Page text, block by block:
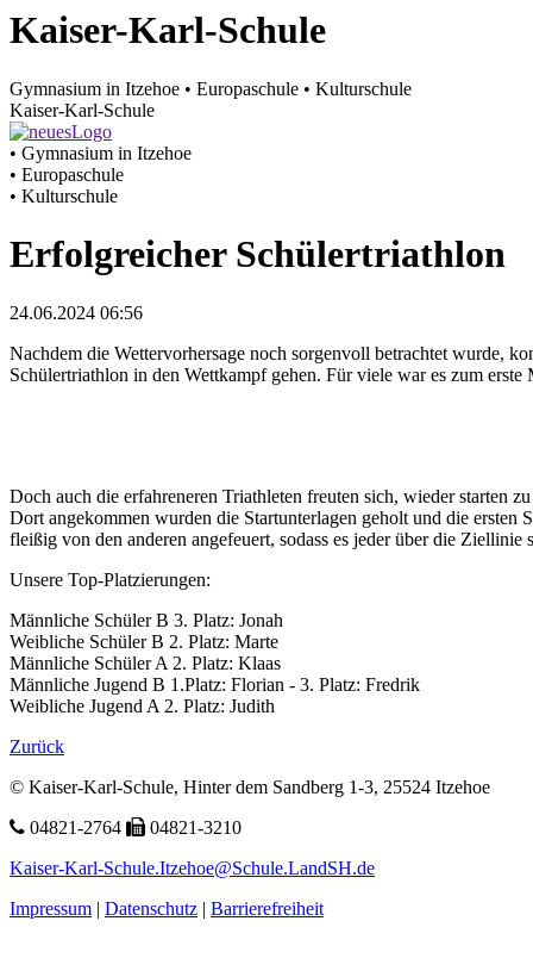
Kaiser-Karl-Schule
Gymnasium in Itzehoe • Europaschule • Kulturschule
Kaiser-Karl-Schule
• Gymnasium in Itzehoe
• Europaschule
• Kulturschule
Erfolgreicher Schüler­triathlon
24.06.2024 06:56
Nachdem die Wetter­vor­hersage noch sorgen­voll be­trachtet wurde,
Schüler­triathlon in den Wett­kampf gehen. Für viele war es zum erste
Doch auch die er­fahreneren Triath­leten freuten sich, wieder starten
Dort ange­kommen wurden die Start­unter­lagen ge­holt und die ersten
fleißig von den an­deren an­ge­feuert, sodass es jeder über die
Unsere Top-Platzierungen:
Männliche Schüler B 3. Platz: Jonah
Weibliche Schüler B 2. Platz: Marte
Männliche Schüler A 2. Platz: Klaas
Männliche Jugend B 1.Platz: Florian - 3. Platz: Fredrik
Weibliche Jugend A 2. Platz: Judith
Zurück
© Kaiser-Karl-Schule, Hinter dem Sandberg 1-3, 25524 Itzehoe
04821-2764
04821-3210
Kaiser-Karl-Schule.Itzehoe@Schule.LandSH.de
Impressum | Datenschutz | Barrierefreiheit